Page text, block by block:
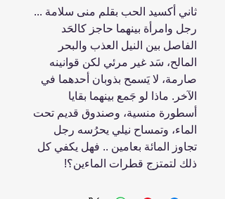
ثاني أكسيد الحب بقلم منى سلامة ...
رجل وامرأة بينهما حاجز كالحَد
الفاصل بين النيل العذب والبحر
المالح، سَد غير مرئي لكن قوانينه
صارمة، لا يَسمح بذوبان أحدهما في
الآخر. ماذا لو جَمع بينهما بقايا
أسطورة منسية، وصندوق قديم تحت
الماء، وتمساح نيلي يحرُسه رجل
تجاوز المائة بعامين .. فهل يكفي كل
ذلك لتمتزج قطرات الماءين؟!